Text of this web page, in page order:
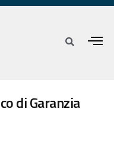
di Garanzia